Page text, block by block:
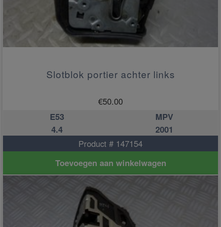
Slotblok portier achter links
€50.00
E53
MPV
4.4
2001
Product # 147154
Toevoegen aan winkelwagen